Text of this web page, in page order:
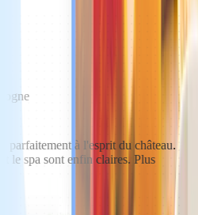
parfaitement à l'esprit du château.
le spa sont enfin claires. Plus